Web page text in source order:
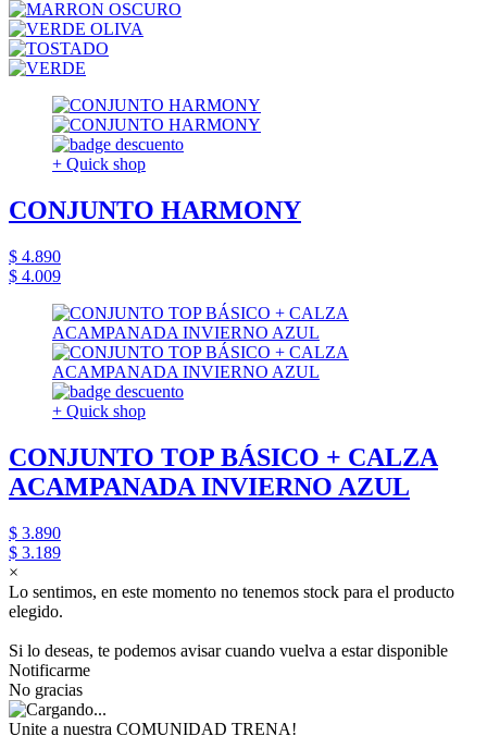
+ Quick shop
CONJUNTO HARMONY
$ 4.890
$ 4.009
+ Quick shop
CONJUNTO TOP BÁSICO + CALZA
ACAMPANADA INVIERNO AZUL
$ 3.890
$ 3.189
×
Lo sentimos, en este momento no tenemos stock para el producto
elegido.
Si lo deseas, te podemos avisar cuando vuelva a estar disponible
Notificarme
No gracias
Unite a nuestra COMUNIDAD TRENA!